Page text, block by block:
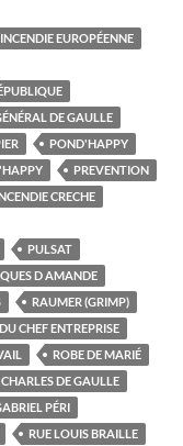
EUROPÉENNE
DE GAULLE
POND'HAPPY
PREVENTION
CRECHE
PULSAT
D AMANDE
RAUMER (GRIMP)
CHEF ENTREPRISE
ROBE DE MARIÉ
CHARLES DE GAULLE
PÉRI
RUE LOUIS BRAILLE